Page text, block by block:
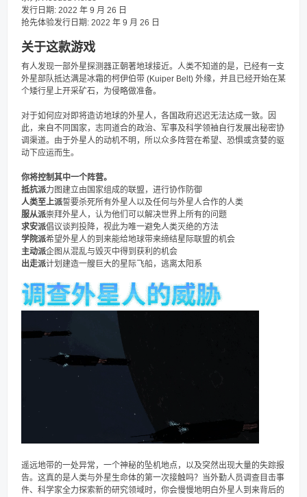
发行日期: 2022 年 9 月 26 日
抢先体验发行日期: 2022 年 9 月 26 日
关于这款游戏
有人发现一部外星探测器正朝著地球接近。人类不知道的是，已经有一支
外星部队抵达满是冰霜的柯伊伯带 (Kuiper Belt) 外缘，并且已经开始在某
个矮行星上开采矿石，为侵略做准备。
对于如何应对即将造访地球的外星人，各国政府迟迟无法达成一致。因
此，来自不同国家，志同道合的政治、军事及科学领袖自行发展出秘密协
调渠道。由于外星人的动机不明，所以众多阵营在希望、恐惧或贪婪的驱
动下应运而生。
你将控制其中一个阵营。
抵抗派力图建立由国家组成的联盟，进行协作防御
人类至上派誓要杀死所有外星人以及任何与外星人合作的人类
服从派崇拜外星人，认为他们可以解决世界上所有的问题
求安派倡议谈判投降，视此为唯一避免人类灭绝的方法
学院派希望外星人的到来能给地球带来缔结星际联盟的机会
主动派企图从混乱与毁灭中得到获利的机会
出走派计划建造一艘巨大的星际飞船，逃离太阳系
遥远地带的一处异常，一个神秘的坠机地点，以及突然出现大量的失踪报
告。这真的是人类与外星生命体的第一次接触吗？当外勤人员调查目击事
件、科学家全力探索新的研究领域时，你会慢慢地明白外星人到来背后的